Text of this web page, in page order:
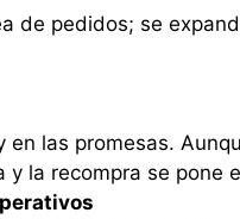
de pedidos; se
en las promesas.
la recompra se pone